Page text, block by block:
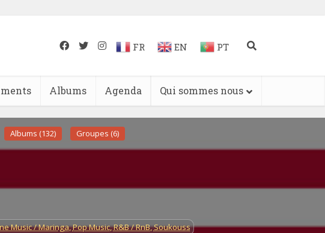
FR EN PT
Albums Agenda Qui sommes nous
Albums (132) Groupes (6)
Music / Maringa,Pop Music,R&B / RnB,Soukouss